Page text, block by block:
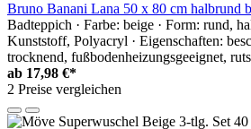
Bruno Banani Lana 50 x 80 cm halbrund
Badteppich · Farbe: beige · Form: rund,
Kunststoff, Polyacryl · Eigenschaften:
trocknend, fußbodenheizungsgeeignet,
ab 17,98 €*
2 Preise vergleichen